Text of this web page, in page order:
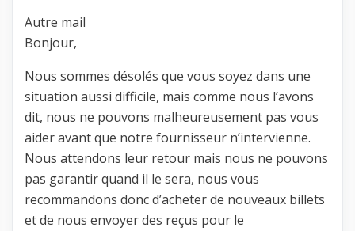
Autre mail
Bonjour,
Nous sommes désolés que vous soyez dans une
situation aussi difficile, mais comme nous l’avons
dit, nous ne pouvons malheureusement pas vous
aider avant que notre fournisseur n’intervienne.
Nous attendons leur retour mais nous ne pouvons
pas garantir quand il le sera, nous vous
recommandons donc d’acheter de nouveaux billets
et de nous envoyer des reçus pour le